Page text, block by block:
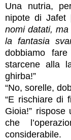
Una nutria,
nipote di Jafet
nomi datati, ma
la fantasia
dobbiamo
starcene alla
ghirba!”
“No, sorelle,
“E rischiare di
Gioia!”
che
considerabile.